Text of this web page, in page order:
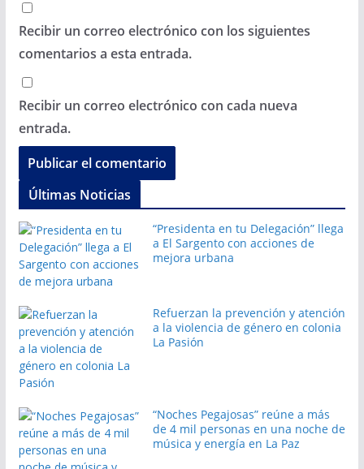
Recibir un correo electrónico con los siguientes
comentarios a esta entrada.
Recibir un correo electrónico con cada nueva
entrada.
Últimas Noticias
“Presidenta en tu Delegación” llega
a El Sargento con acciones de
mejora urbana
Refuerzan la prevención y atención
a la violencia de género en colonia
La Pasión
“Noches Pegajosas” reúne a más
de 4 mil personas en una noche de
música y energía en La Paz